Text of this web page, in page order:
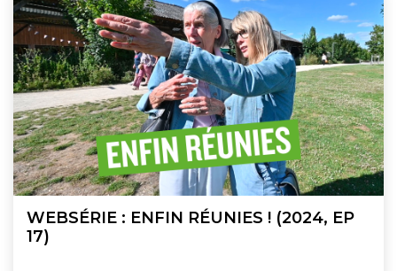
WEBSÉRIE : ENFIN RÉUNIES ! (2024, EP
17)